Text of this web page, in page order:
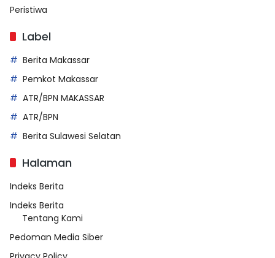
Peristiwa
Label
Berita Makassar
Pemkot Makassar
ATR/BPN MAKASSAR
ATR/BPN
Berita Sulawesi Selatan
Halaman
Indeks Berita
Indeks Berita
Tentang Kami
Pedoman Media Siber